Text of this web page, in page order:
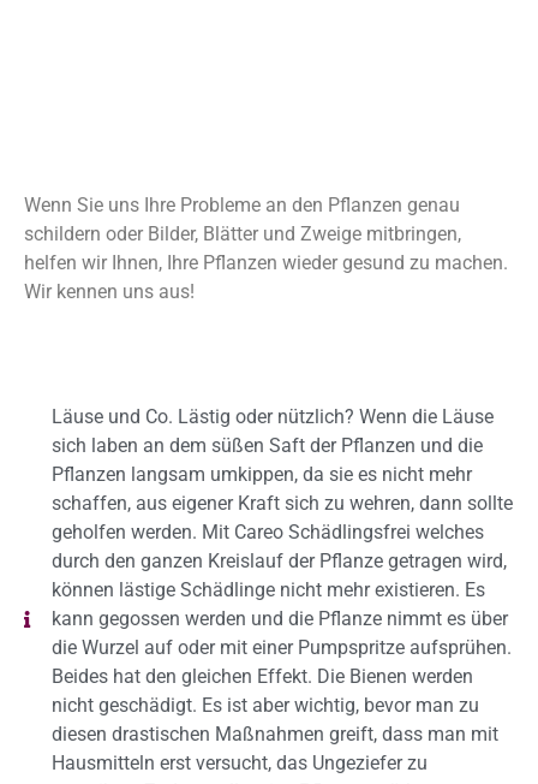
Wenn Sie uns Ihre Probleme an den Pflanzen genau
schildern oder Bilder, Blätter und Zweige mitbringen,
helfen wir Ihnen, Ihre Pflanzen wieder gesund zu machen.
Wir kennen uns aus!
Läuse und Co. Lästig oder nützlich? Wenn die Läuse
sich laben an dem süßen Saft der Pflanzen und die
Pflanzen langsam umkippen, da sie es nicht mehr
schaffen, aus eigener Kraft sich zu wehren, dann sollte
geholfen werden. Mit Careo Schädlingsfrei welches
durch den ganzen Kreislauf der Pflanze getragen wird,
können lästige Schädlinge nicht mehr existieren. Es
kann gegossen werden und die Pflanze nimmt es über
die Wurzel auf oder mit einer Pumpspritze aufsprühen.
Beides hat den gleichen Effekt. Die Bienen werden
nicht geschädigt. Es ist aber wichtig, bevor man zu
diesen drastischen Maßnahmen greift, dass man mit
Hausmitteln erst versucht, das Ungeziefer zu